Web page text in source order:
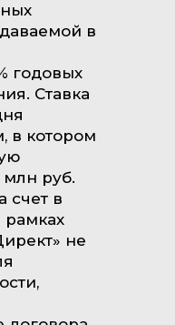
в
годовых
Ставка
в котором
млн руб.
счет в
рамках
не